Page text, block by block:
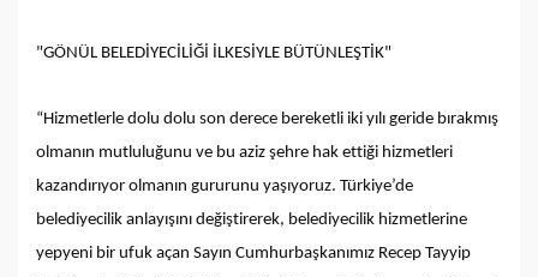
"GÖNÜL BELEDİYECİLİĞİ İLKESİYLE BÜTÜNLEŞTİK"
“Hizmetlerle dolu dolu son derece bereketli iki yılı geride bırakmış
olmanın mutluluğunu ve bu aziz şehre hak ettiği hizmetleri
kazandırıyor olmanın gururunu yaşıyoruz. Türkiye’de
belediyecilik anlayışını değiştirerek, belediyecilik hizmetlerine
yepyeni bir ufuk açan Sayın Cumhurbaşkanımız Recep Tayyip